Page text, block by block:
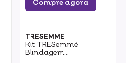
Compre agora
TRESEMME
Kit TRESemmé
Blindagem